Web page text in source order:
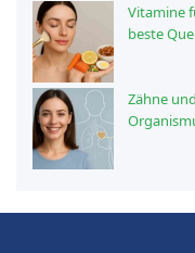
Vitamine
beste
Zähne